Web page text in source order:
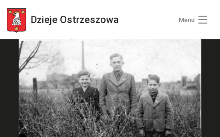
Dzieje Ostrzeszowa Menu
Wszystkie zdjęcia
Kategorie zdjęć
Zaloguj się
+ Dodaj zdjęcia